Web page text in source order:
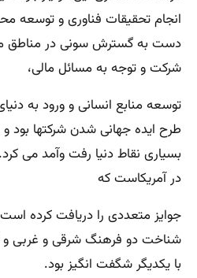
انجام تحقیقات فناوری و توسعه
دست به گسترش سونی در مناطق
شرکت و توجه به مسائل مالی،
توسعه منابع انسانی و ورود به
طرح ایده جهانی شدن شرکتها
بسیاری نقاط دنیا رفت وآمد می
در آمریکاست که
جوایز متعددی را دریافت کرده
شناخت دو فرهنگ شرقی و غربی
با یکدیگر شگفت انگیز بود.